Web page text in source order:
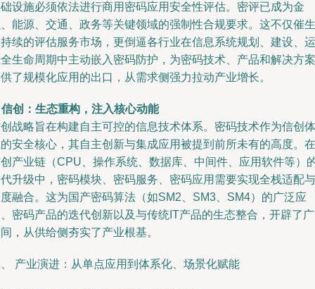
设施必须依法进行商用密码应用安全性评估。密评已成为金
能源、交通、政务等关键领域的强制性合规要求。这不仅催生
续的评估服务市场，更倒逼各行业在信息系统规划、建设、运
生命周期中主动嵌入密码防护，为密码技术、产品和解决方案
了规模化应用的出口，从需求侧强力拉动产业增长。
信创：生态重构，注入核心动能
战略旨在构建自主可控的信息技术体系。密码技术作为信创体
安全核心，其自主创新与集成应用被提到前所未有的高度。在
产业链（CPU、操作系统、数据库、中间件、应用软件等）
升级中，密码模块、密码服务、密码应用需要实现全栈适配与
融合。这为国产密码算法（如SM2、SM3、SM4）的广泛应
密码产品的迭代创新以及与传统IT产品的生态整合，开辟了
，从供给侧夯实了产业根基。
产业演进：从单点应用到体系化、场景化赋能